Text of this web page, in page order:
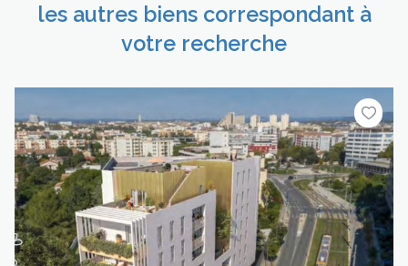
les autres biens correspondant à
votre recherche